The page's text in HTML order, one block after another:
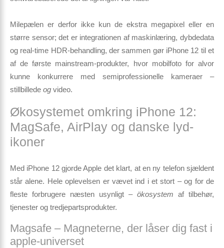
Milepælen er derfor ikke kun de ekstra megapixel eller en
større sensor; det er integrationen af maskinlæring, dybdedata
og real-time HDR-behandling, der sammen gør iPhone 12 til et
af de første mainstream-produkter, hvor mobilfoto for alvor
kunne konkurrere med semiprofessionelle kameraer –
stillbillede og video.
Økosystemet omkring iPhone 12:
MagSafe, AirPlay og danske lyd-
ikoner
Med iPhone 12 gjorde Apple det klart, at en ny telefon sjældent
står alene. Hele oplevelsen er vævet ind i et stort – og for de
fleste forbrugere næsten usynligt – öko­system af tilbehør,
tjenester og tredjeparts­produkter.
Magsafe – Magneterne, der låser dig fast i
apple-universet